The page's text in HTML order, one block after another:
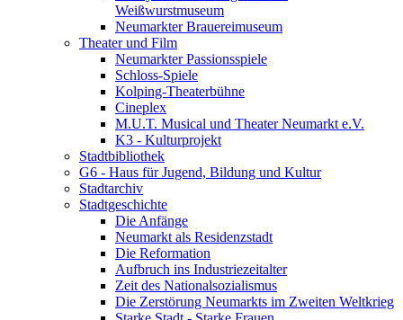
Weißwurstmuseum
Neumarkter Brauereimuseum
Theater und Film
Neumarkter Passionsspiele
Schloss-Spiele
Kolping-Theaterbühne
Cineplex
M.U.T. Musical und Theater Neumarkt e.V.
K3 - Kulturprojekt
Stadtbibliothek
G6 - Haus für Jugend, Bildung und Kultur
Stadtarchiv
Stadtgeschichte
Die Anfänge
Neumarkt als Residenzstadt
Die Reformation
Aufbruch ins Industriezeitalter
Zeit des Nationalsozialismus
Die Zerstörung Neumarkts im Zweiten Weltkrieg